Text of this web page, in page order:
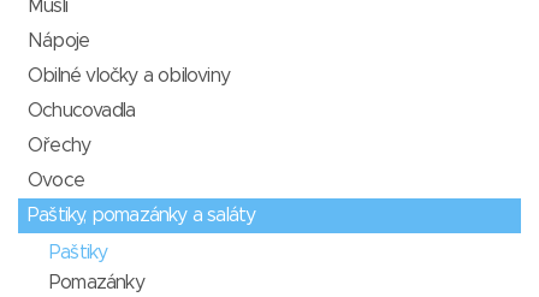
Müsli
Nápoje
Obilné vločky a obiloviny
Ochucovadla
Ořechy
Ovoce
Paštiky, pomazánky a saláty
Paštiky
Pomazánky